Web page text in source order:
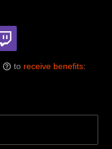
? to receive benefits: